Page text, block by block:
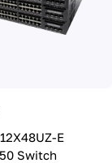
E
Switch